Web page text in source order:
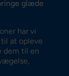
glæde
har vi
at opleve
dem til en